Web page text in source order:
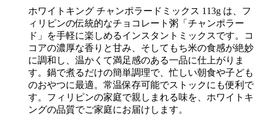
ト
ヌ
ー
ド
ル
チ
キ
ン
フ
レ
ー
バ
ホワイトキング チャンポラードミックス 113g は、フ
ィリピンの伝統的なチョコレート粥「チャンポラー
ド」を手軽に楽しめるインスタントミックスです。コ
コアの濃厚な香りと甘み、そしてもち米の食感が絶妙
に調和し、温かくて満足感のある一品に仕上がりま
す。鍋で煮るだけの簡単調理で、忙しい朝食や子ども
のおやつに最適。常温保存可能でストックにも便利で
す。フィリピンの家庭で親しまれる味を、ホワイトキ
ングの品質でご家庭にお届けします。